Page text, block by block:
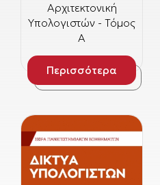
Αρχιτεκτονική
Υπολογιστών - Τόμος
Α
Περισσότερα